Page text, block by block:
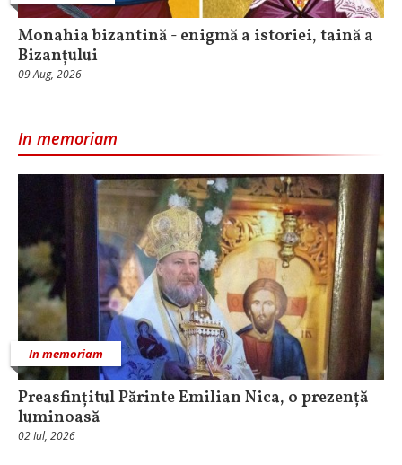
Monahia bizantină - enigmă a istoriei, taină a
Bizanțului
09 Aug, 2026
In memoriam
In memoriam
Preasfințitul Părinte Emilian Nica, o prezență
luminoasă
02 Iul, 2026